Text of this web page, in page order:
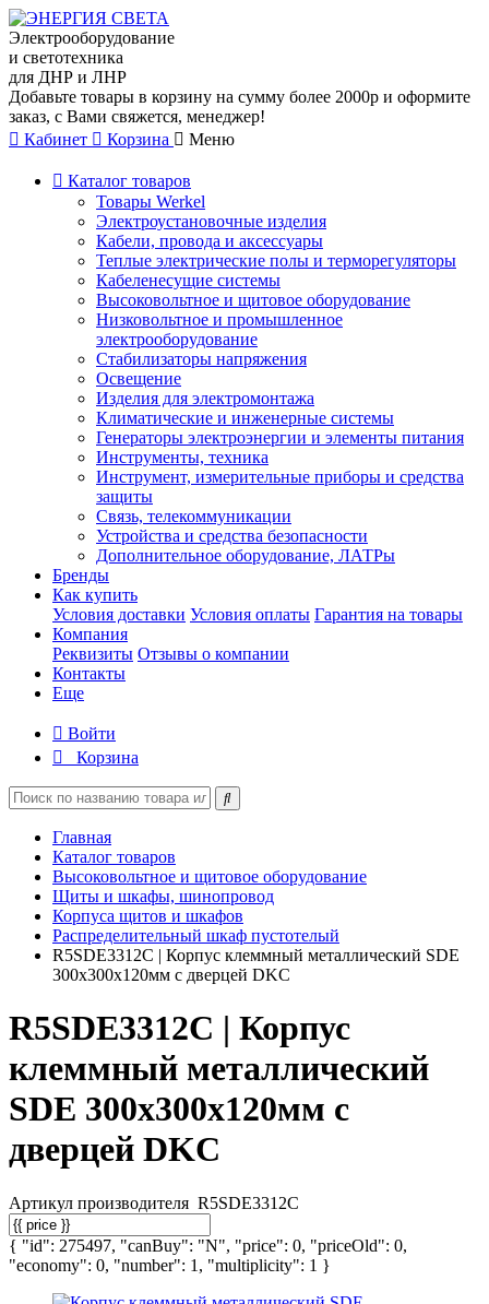
Электрооборудование
и светотехника
для ДНР и ЛНР
Добавьте товары в корзину на сумму более 2000р и оформите
заказ, с Вами свяжется, менеджер!
Кабинет
Корзина Меню
Каталог товаров
Товары Werkel
Электроустановочные изделия
Кабели, провода и аксессуары
Теплые электрические полы и терморегуляторы
Кабеленесущие системы
Высоковольтное и щитовое оборудование
Низковольтное и промышленное
электрооборудование
Стабилизаторы напряжения
Освещение
Изделия для электромонтажа
Климатические и инженерные системы
Генераторы электроэнергии и элементы питания
Инструменты, техника
Инструмент, измерительные приборы и средства
защиты
Связь, телекоммуникации
Устройства и средства безопасности
Дополнительное оборудование, ЛАТРы
Бренды
Как купить
Условия доставки Условия оплаты Гарантия на товары
Компания
Реквизиты Отзывы о компании
Контакты
Еще
Войти
Корзина
Главная
Каталог товаров
Высоковольтное и щитовое оборудование
Щиты и шкафы, шинопровод
Корпуса щитов и шкафов
Распределительный шкаф пустотелый
R5SDE3312C | Корпус клеммный металлический SDE
300х300х120мм с дверцей DKC
R5SDE3312C | Корпус
клеммный металлический
SDE 300х300х120мм с
дверцей DKC
Артикул производителя R5SDE3312C
{ "id": 275497, "canBuy": "N", "price": 0, "priceOld": 0,
"economy": 0, "number": 1, "multiplicity": 1 }